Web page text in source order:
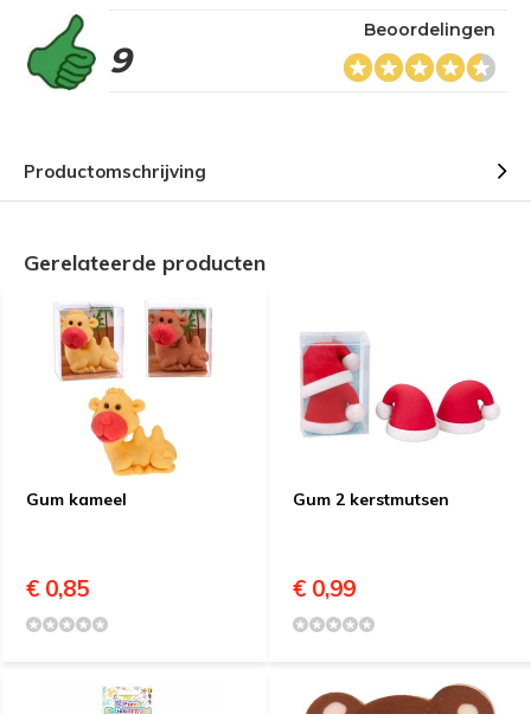
9
Beoordelingen
Productomschrijving
Gerelateerde producten
Gum kameel
€ 0,85
Gum 2 kerstmutsen
€ 0,99